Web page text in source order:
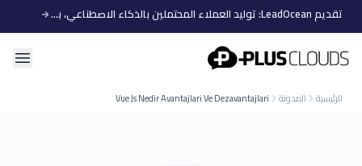
تقديم LeadOcean: توليد العملاء المحتملين بالذكاء الاصطناعي، بيانات منتقاة، توسع سهل
PlusClouds
الرئيسية المدونة Vue Js Nedir Avantajlari Ve Dezavantajlari